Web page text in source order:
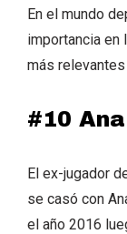
En el mundo
importancia en
más
#10
El ex-jugador
se casó con
el año 2016